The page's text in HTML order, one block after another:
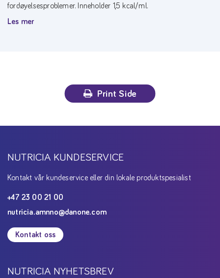
fordøyelsesproblemer. Inneholder 1,5 kcal/ml.
Les mer
Print Side
NUTRICIA KUNDESERVICE
Kontakt vår kundeservice eller din lokale produktspesialist
+47 23 00 21 00
nutricia.amnno@danone.com
Kontakt oss
NUTRICIA NYHETSBREV